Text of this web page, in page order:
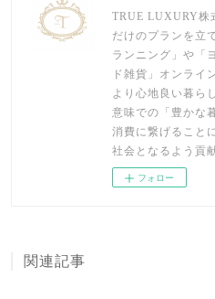
TRUE LUXURY株
だけのプランを立
ランニング」や「
ド雑貨」オンライ
より心地良い暮ら
意味での「豊かな
消費に繋げること
社会となるよう貢
フォロー
関連記事